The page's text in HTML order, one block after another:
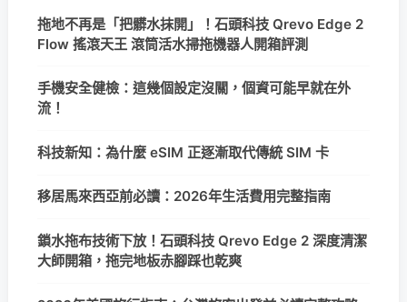
拖地不再是「把髒水抹開」！石頭科技 Qrevo Edge 2
Flow 搖滾天王 滾筒活水掃拖機器人開箱評測
手機安全健檢：這幾個設定沒關，個資可能早就在外
流！
科技新知：為什麼 eSIM 正逐漸取代傳統 SIM 卡
移居馬來西亞前必讀：2026年生活費用完整指南
鎖水拖布技術下放！石頭科技 Qrevo Edge 2 深度清潔
大師開箱，拖完地板赤腳踩也乾爽